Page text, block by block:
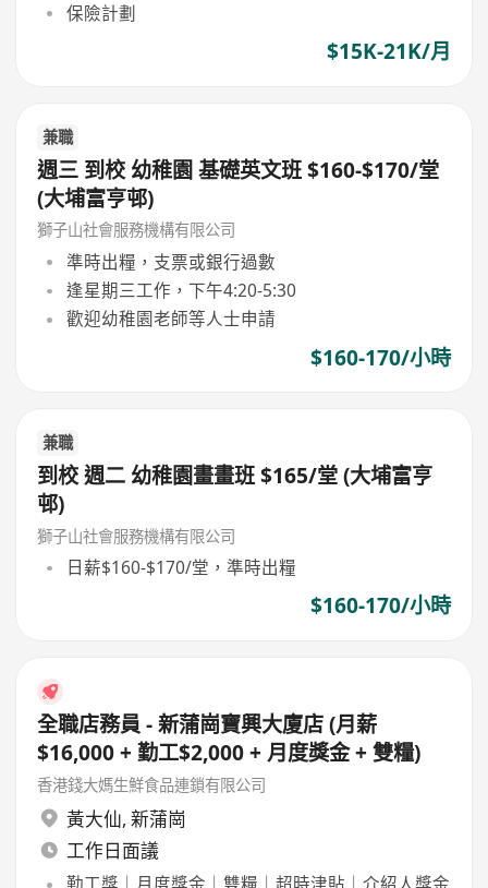
保險計劃
$15K-21K/月
兼職
週三 到校 幼稚園 基礎英文班 $160-$170/堂
(大埔富亨邨)
獅子山社會服務機構有限公司
準時出糧，支票或銀行過數
逢星期三工作，下午4:20-5:30
歡迎幼稚園老師等人士申請
$160-170/小時
兼職
到校 週二 幼稚園畫畫班 $165/堂 (大埔富亨
邨)
獅子山社會服務機構有限公司
日薪$160-$170/堂，準時出糧
$160-170/小時
全職店務員 - 新蒲崗寶興大廈店 (月薪
$16,000 + 勤工$2,000 + 月度獎金 + 雙糧)
香港錢大媽生鮮食品連鎖有限公司
黃大仙, 新蒲崗
工作日面議